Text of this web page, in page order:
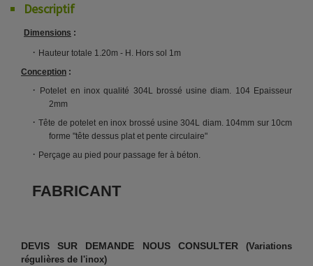
Descriptif
Dimensions :
· Hauteur totale 1.20m - H. Hors sol 1m
Conception :
·
Potelet en inox qualité 304L brossé usine diam. 104 Epaisseur
2mm
· Tête de potelet en inox brossé usine 304L diam. 104mm sur 10cm
forme "tête dessus plat et pente circulaire"
· Perçage au pied pour passage fer à béton.
FABRICANT
DEVIS SUR DEMANDE NOUS CONSULTER (Variations
régulières de l'inox)